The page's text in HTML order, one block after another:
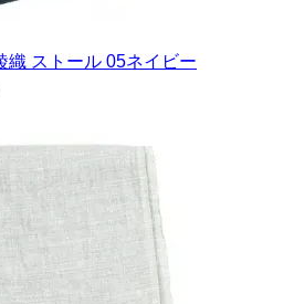
織 ストール 05ネイビー